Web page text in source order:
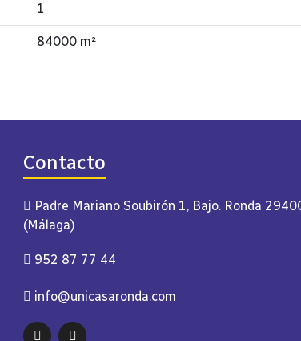
1
84000 m²
Contacto
Padre Mariano Soubirón 1, Bajo. Ronda
(Málaga)
952 87 77 44
info@unicasaronda.com